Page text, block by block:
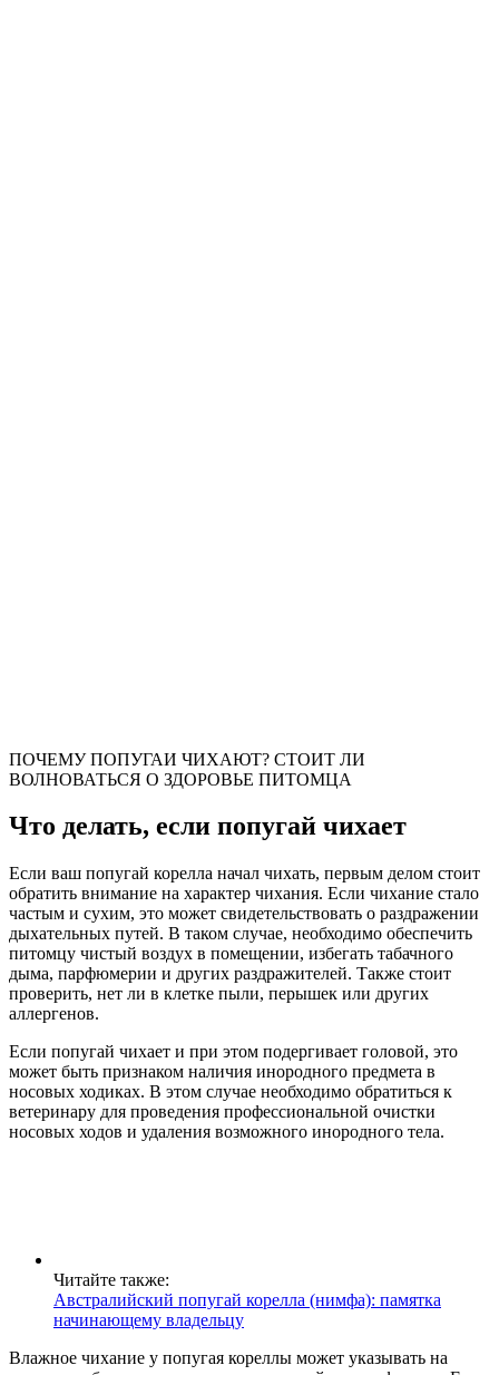
ПОЧЕМУ ПОПУГАИ ЧИХАЮТ? СТОИТ ЛИ
ВОЛНОВАТЬСЯ О ЗДОРОВЬЕ ПИТОМЦА
Что делать, если попугай чихает
Если ваш попугай корелла начал чихать, первым делом стоит
обратить внимание на характер чихания. Если чихание стало
частым и сухим, это может свидетельствовать о раздражении
дыхательных путей. В таком случае, необходимо обеспечить
питомцу чистый воздух в помещении, избегать табачного
дыма, парфюмерии и других раздражителей. Также стоит
проверить, нет ли в клетке пыли, перышек или других
аллергенов.
Если попугай чихает и при этом подергивает головой, это
может быть признаком наличия инородного предмета в
носовых ходиках. В этом случае необходимо обратиться к
ветеринару для проведения профессиональной очистки
носовых ходов и удаления возможного инородного тела.
Читайте также:
Австралийский попугай корелла (нимфа): памятка
начинающему владельцу
Влажное чихание у попугая кореллы может указывать на